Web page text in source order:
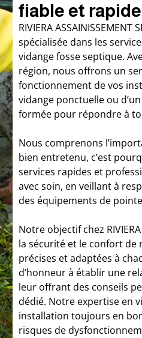
fiable et rapide
RIVIERA
spécialisée dans les
vidange fosse septique.
région, nous offrons un
fonctionnement de vos
vidange ponctuelle ou
formée pour répondre à
Nous comprenons
bien entretenu, c’est
services rapides et
avec soin, en veillant à
des équipements de
Notre objectif chez RIVIERA
la sécurité et le confort de
précises et adaptées à
d’honneur à établir une
leur offrant des conseils
dédié. Notre expertise en
installation toujours en
risques de